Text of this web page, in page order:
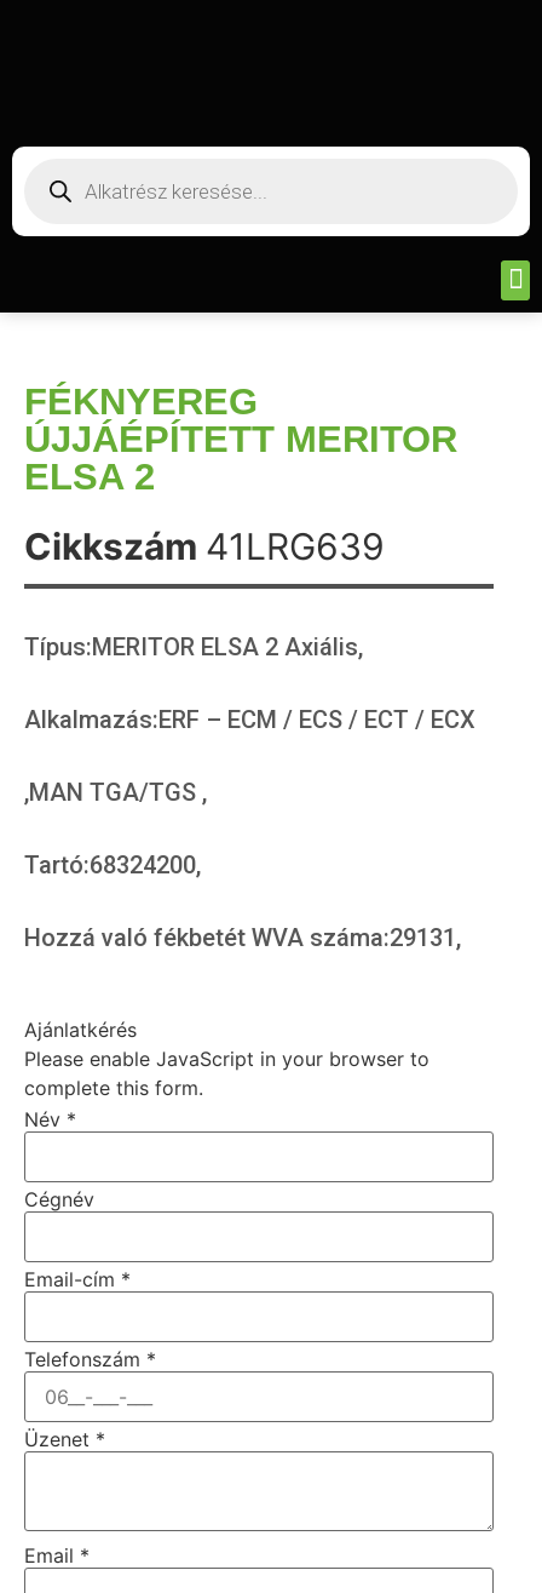
FÉKNYEREG
ÚJJÁÉPÍTETT MERITOR
ELSA 2
Cikkszám 41LRG639
Típus:MERITOR ELSA 2 Axiális,
Alkalmazás:ERF – ECM / ECS / ECT / ECX
,MAN TGA/TGS ,
Tartó:68324200,
Hozzá való fékbetét WVA száma:29131,
Ajánlatkérés
Please enable JavaScript in your browser to
complete this form.
Név *
Cégnév
Email-cím *
Telefonszám *
Üzenet *
Email *